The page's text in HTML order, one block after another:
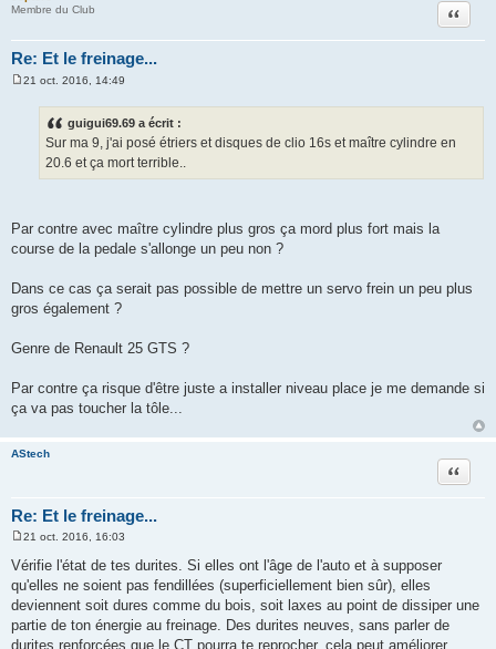
Membre du Club
Re: Et le freinage...
Citation
21 oct. 2016, 14:49
guigui69.69 a écrit :
Sur ma 9, j'ai posé étriers et disques de clio 16s et maître cylindre en
20.6 et ça mort terrible..
Par contre avec maître cylindre plus gros ça mord plus fort mais la
course de la pedale s'allonge un peu non ?
Dans ce cas ça serait pas possible de mettre un servo frein un peu plus
gros également ?
Genre de Renault 25 GTS ?
Par contre ça risque d'être juste a installer niveau place je me demande si
ça va pas toucher la tôle...
AStech
Re: Et le freinage...
Citation
e
s
s
a
g
e
21 oct. 2016, 16:03
Vérifie l'état de tes durites. Si elles ont l'âge de l'auto et à supposer
qu'elles ne soient pas fendillées (superficiellement bien sûr), elles
deviennent soit dures comme du bois, soit laxes au point de dissiper une
partie de ton énergie au freinage. Des durites neuves, sans parler de
durites renforcées que le CT pourra te reprocher, cela peut améliorer